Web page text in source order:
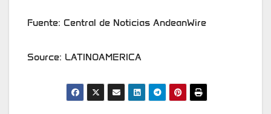
Fuente: Central de Noticias AndeanWire
Source: LATINOAMERICA